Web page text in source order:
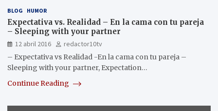
BLOG HUMOR
Expectativa vs. Realidad – En la cama con tu pareja
– Sleeping with your partner
12 abril 2016
redactor10tv
– Expectativa vs Realidad -En la cama con tu pareja –
Sleeping with your partner, Expectation…
Continue Reading